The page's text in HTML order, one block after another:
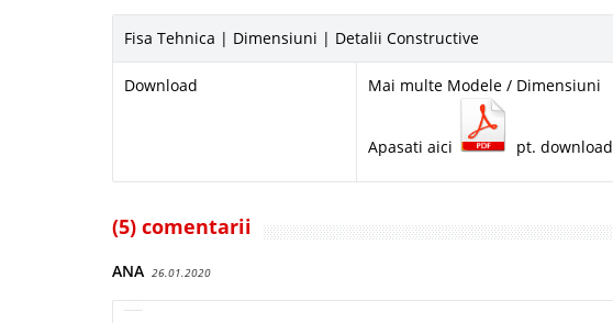
Fisa Tehnica | Dimensiuni | Detalii Constructive
Download Mai multe Modele / Dimensiuni
Apasati aici pt. download
(5) comentarii
ANA 26.01.2020